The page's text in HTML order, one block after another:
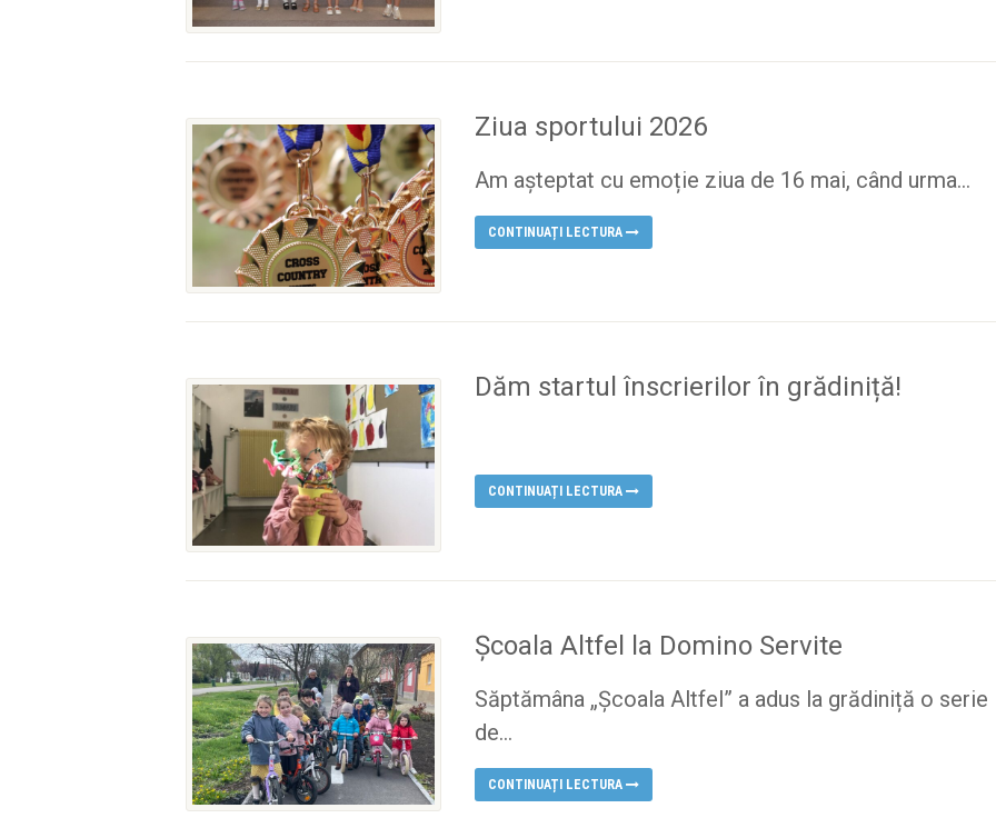
Ziua sportului 2026
Am așteptat cu emoție ziua de 16 mai, când urma...
CONTINUAȚI LECTURA
Dăm startul înscrierilor în grădiniță!
CONTINUAȚI LECTURA
Școala Altfel la Domino Servite
Săptămâna „Școala Altfel” a adus la grădiniță o serie
de...
CONTINUAȚI LECTURA